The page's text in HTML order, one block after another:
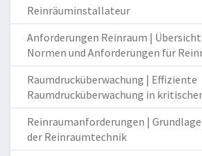
Reinräuminstallateur
Anforderungen Reinraum |
Normen und Anforderungen für
Raumdrucküberwachung | Effiziente
Raumdrucküberwachung in
Reinraumanforderungen |
der Reinraumtechnik